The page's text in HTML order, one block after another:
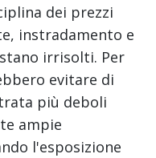
dei prezzi
instradamento e
irrisolti. Per
evitare di
più deboli
ampie
l'esposizione